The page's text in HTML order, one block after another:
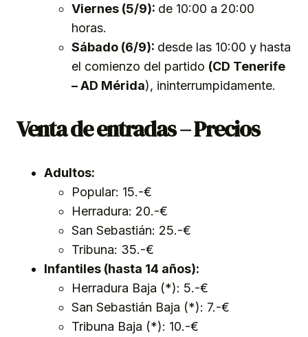
Viernes (5/9): de 10:00 a 20:00
horas.
Sábado (6/9): desde las 10:00 y hasta
el comienzo del partido (CD Tenerife
– AD Mérida), ininterrumpidamente.
Venta de entradas – Precios
Adultos:
Popular: 15.-€
Herradura: 20.-€
San Sebastián: 25.-€
Tribuna: 35.-€
Infantiles (hasta 14 años):
Herradura Baja (*): 5.-€
San Sebastián Baja (*): 7.-€
Tribuna Baja (*): 10.-€